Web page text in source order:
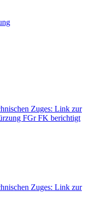
Zuges: Link zur
FGr FK berichtigt
Zuges: Link zur